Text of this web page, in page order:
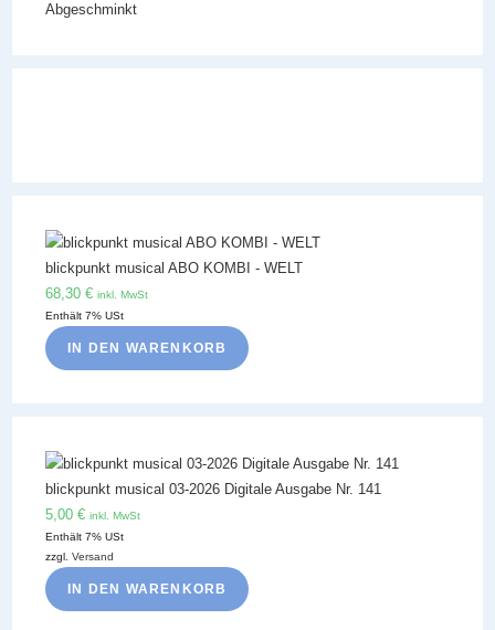
Abgeschminkt
blickpunkt musical ABO KOMBI - WELT
68,30€ inkl. MwSt
Enthält 7% USt
IN DEN WARENKORB
blickpunkt musical 03-2026 Digitale Ausgabe Nr. 141
5,00€ inkl. MwSt
Enthält 7% USt
zzgl.Versand
IN DEN WARENKORB